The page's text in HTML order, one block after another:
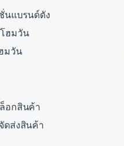
นแบรนด์ดัง
ฮมวัน
มวัน
อกสินค้า
ดส่งสินค้า